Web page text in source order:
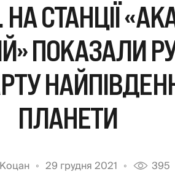
СТАНЦІЇ
ПОКАЗАЛИ
ПЛАНЕТИ
29 грудня 2021 395